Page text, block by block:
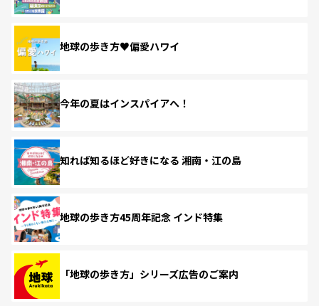
地球の歩き方♥偏愛ハワイ
今年の夏はインスパイアへ！
知れば知るほど好きになる 湘南・江の島
地球の歩き方45周年記念 インド特集
「地球の歩き方」シリーズ広告のご案内